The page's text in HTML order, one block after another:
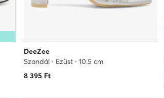
DeeZee
Szandál · Ezüst · 10.5 cm
8 395 Ft